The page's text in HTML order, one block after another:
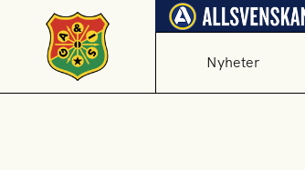
Nyheter